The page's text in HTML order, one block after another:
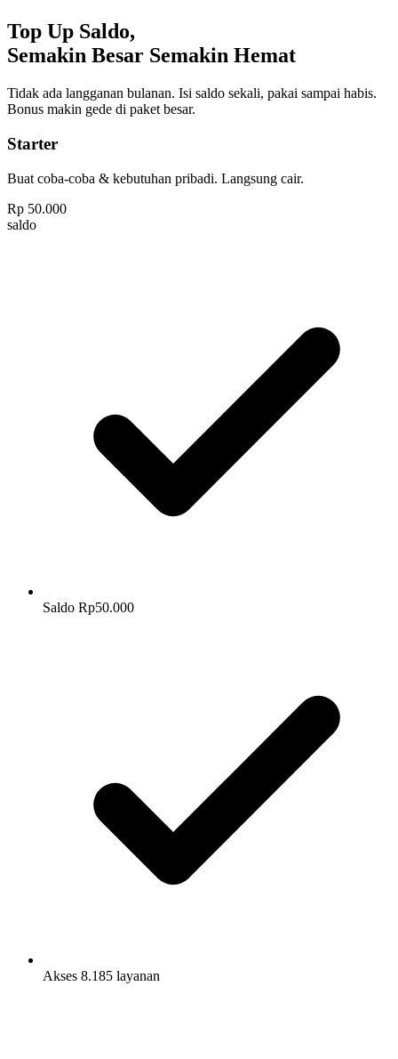
Top Up Saldo,
Semakin Besar Semakin Hemat
Tidak ada langganan bulanan. Isi saldo sekali, pakai sampai habis.
Bonus makin gede di paket besar.
Starter
Buat coba-coba & kebutuhan pribadi. Langsung cair.
Rp 50.000
saldo
Saldo Rp50.000
Akses 8.185 layanan